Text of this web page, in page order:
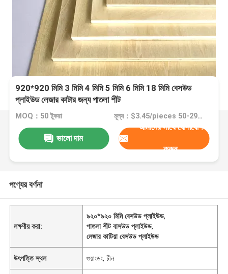
920*920 মিমি 3 মিমি 4 মিমি 5 মিমি 6 মিমি 18 মিমি বেসউড
প্লাইউড লেজার কাটার জন্য পাতলা শীট
MOQ：50 টুকরা মূল্য：$3.45/pieces 50-2999 pieces
ভালো দাম
আমাদের সাথে যোগাযোগ
করুন
পণ্যের বর্ণনা
লক্ষণীয় করা:
৯২০*৯২০ মিমি বেসউড প্লাইউড,
পাতলা শীট বাসউড প্লাইউড,
লেজার কাটিয়া বেসউড প্লাইউড
উৎপত্তি স্থল গুয়াংডং, চীন